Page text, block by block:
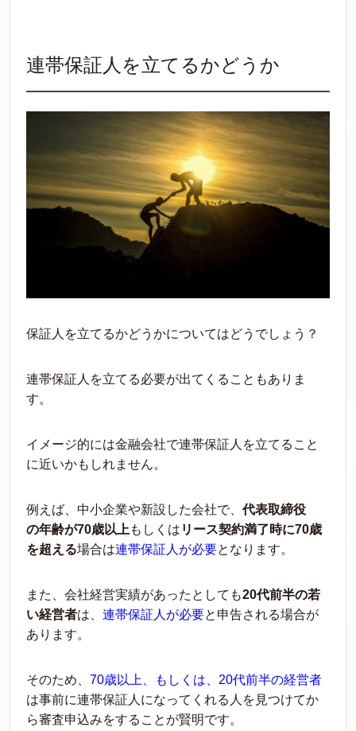
連帯保証人を立てるかどうか
保証人を立てるかどうかについてはどうでしょう？
連帯保証人を立てる必要が出てくることもありま
す。
イメージ的には金融会社で連帯保証人を立てること
に近いかもしれません。
例えば、中小企業や新設した会社で、 代表取締役
の年齢が70歳以上 もしくは リース契約満了時に70歳
を超える場合は連帯保証人が必要とな ります。
また、会社経営実績があったとしても20代前半の若
い経営者は、 連帯保証人が必要と申告される場合が
あります。
そのため、 70歳以上、もしくは、 20代前半の経営者
は事前に連帯保証人になってくれる人を見つけてか
ら審査申込みをすることが賢明です。